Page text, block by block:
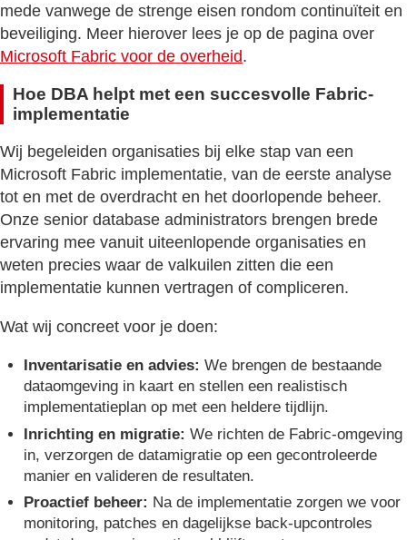
mede vanwege de strenge eisen rondom continuïteit en
beveiliging. Meer hierover lees je op de pagina over
Microsoft Fabric voor de overheid.
Hoe DBA helpt met een succesvolle Fabric-
implementatie
Wij begeleiden organisaties bij elke stap van een
Microsoft Fabric implementatie, van de eerste analyse
tot en met de overdracht en het doorlopende beheer.
Onze senior database administrators brengen brede
ervaring mee vanuit uiteenlopende organisaties en
weten precies waar de valkuilen zitten die een
implementatie kunnen vertragen of compliceren.
Wat wij concreet voor je doen:
Inventarisatie en advies: We brengen de bestaande
dataomgeving in kaart en stellen een realistisch
implementatieplan op met een heldere tijdlijn.
Inrichting en migratie: We richten de Fabric-omgeving
in, verzorgen de datamigratie op een gecontroleerde
manier en valideren de resultaten.
Proactief beheer: Na de implementatie zorgen we voor
monitoring, patches en dagelijkse back-upcontroles